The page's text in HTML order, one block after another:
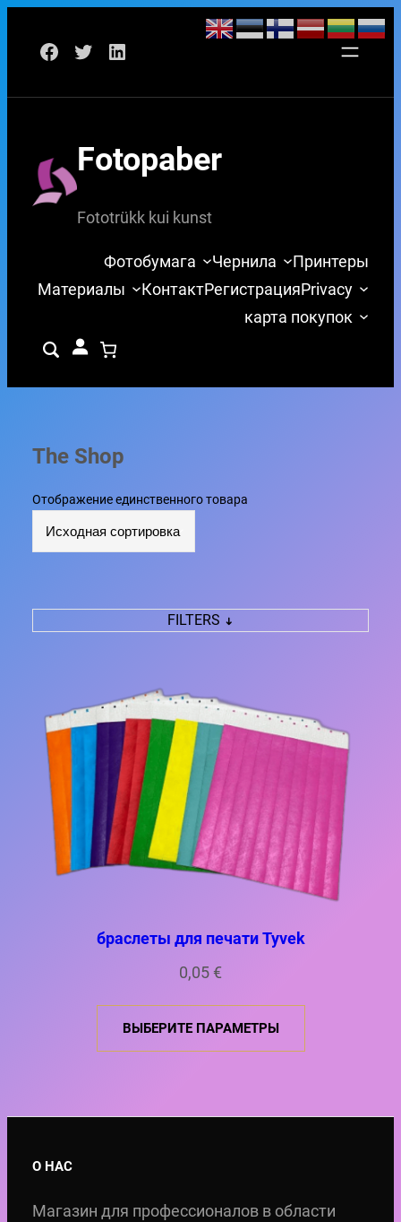
Facebook
TwitterLinkedIn
Fotopaber
Fototrükk kui kunst
Фотобумага Чернила
Принтеры
Материалы
КонтактРегистрацияPrivacy
карта покупок
The Shop
Отображение единственного товара
браслеты для печати Tyvek
0,05€
ВЫБЕРИТЕ ПАРАМЕТРЫ
FILTERS
О НАС
Магазин для профессионалов в области